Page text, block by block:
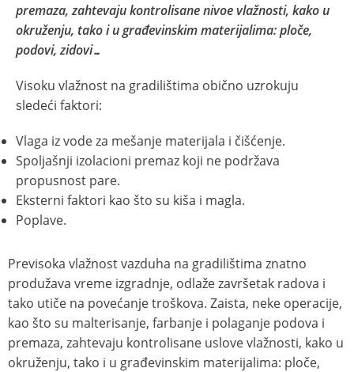
premaza, zahtevaju kontrolisane nivoe vlažnosti, kako u
okruženju, tako i u građevinskim materijalima: ploče,
podovi, zidovi…
Visoku vlažnost na gradilištima obično uzrokuju
sledeći faktori:
Vlaga iz vode za mešanje materijala i čišćenje.
Spoljašnji izolacioni premaz koji ne podržava
propusnost pare.
Eksterni faktori kao što su kiša i magla.
Poplave.
Previsoka vlažnost vazduha na gradilištima znatno
produžava vreme izgradnje, odlaže završetak radova i
tako utiče na povećanje troškova. Zaista, neke operacije,
kao što su malterisanje, farbanje i polaganje podova i
premaza, zahtevaju kontrolisane uslove vlažnosti, kako u
okruženju, tako i u građevinskim materijalima: ploče,